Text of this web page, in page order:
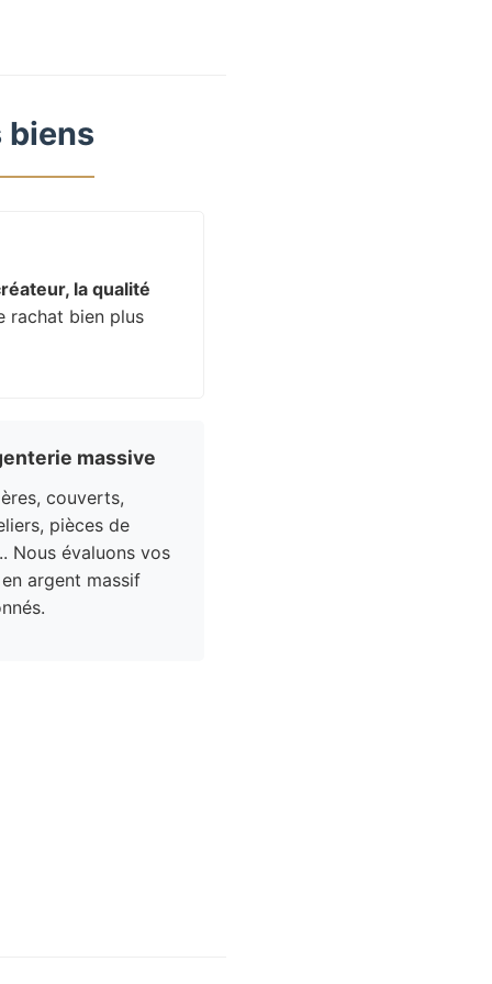
biens
la qualité
rachat bien plus
massive
couverts,
pièces de
Nous évaluons vos
argent massif